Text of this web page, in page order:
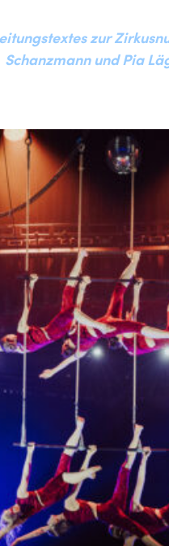
zur
Schanzmann und Pia